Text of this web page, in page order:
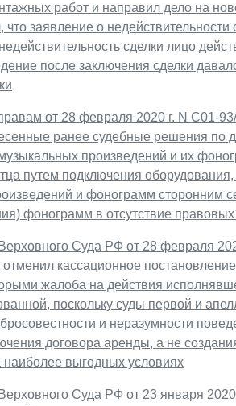
работ и направил дело на
что заявление о недействительности
сделки лицо
после заключения сделки
от 28 февраля 2020 г. N С01-
ранее судебные решения по
произведений и их
путем подключения
и фонограмм сторонним
фонограмм в отсутствие правовых
Суда РФ от 28 февраля
кассационное
жалоба на действия
поскольку суды первой и
и неразумности
договора аренды, а не
наиболее выгодных условиях
Суда РФ от 23 января